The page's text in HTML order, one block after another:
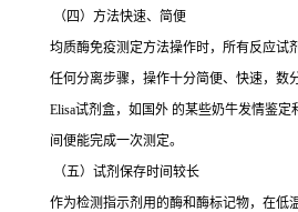
（四）方法快速、简便
均质酶免疫测定方法操作时，所有反应试
任何分离步骤，操作十分简便、快速，数
Elisa试剂盒，如国外 的某些奶牛发情鉴定
间便能完成一次测定。
（五）试剂保存时间较长
作为检测指示剂用的酶和酶标记物，在低